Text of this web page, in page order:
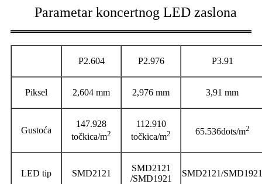
Parametar koncertnog LED zaslona
P2.604 P2.976 P3.91
Piksel 2,604 mm 2,976 mm 3,91 mm
Gustoća
147.928
točkica/m2
112.910
točkica/m2 65.536dots/m2
LED tip SMD2121
SMD2121
/SMD1921
SMD2121/SMD1921